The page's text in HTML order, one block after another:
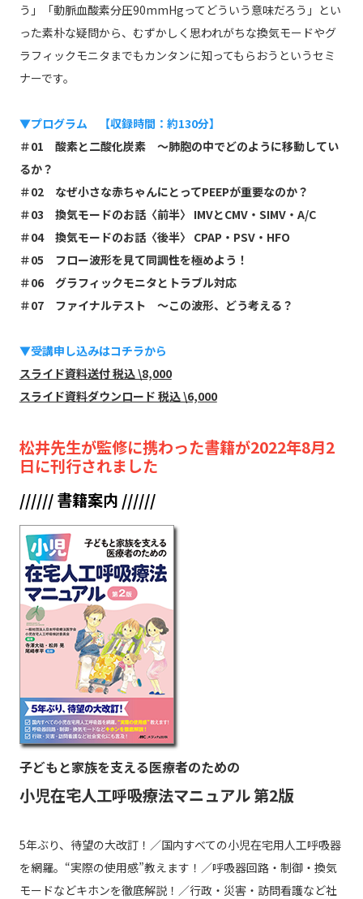
う」「動脈血酸素分圧90mmHgってどういう意味だろう」とい
った素朴な疑問から、むずかしく思われがちな換気モードやグ
ラフィックモニタまでもカンタンに知ってもらおうというセミ
ナーです。
▼プログラム 【収録時間：約130分】
＃01 酸素と二酸化炭素 〜肺胞の中でどのように移動してい
るか？
＃02 なぜ小さな赤ちゃんにとってPEEPが重要なのか？
＃03 換気モードのお話〈前半〉 IMVとCMV・SIMV・A/C
＃04 換気モードのお話〈後半〉 CPAP・PSV・HFO
＃05 フロー波形を見て同調性を極めよう！
＃06 グラフィックモニタとトラブル対応
＃07 ファイナルテスト 〜この波形、どう考える？
▼受講申し込みはコチラから
スライド資料送付 税込 \8,000
スライド資料ダウンロード 税込 \6,000
松井先生が監修に携わった書籍が2022年8月2
日に刊行されました
////// 書籍案内 //////
子どもと家族を支える医療者のための
小児在宅人工呼吸療法マニュアル 第2版
5年ぶり、待望の大改訂！／国内すべての小児在宅用人工呼吸器
を網羅。“実際の使用感”教えます！／呼吸器回路・制御・換気
モードなどキホンを徹底解説！／行政・災害・訪問看護など社